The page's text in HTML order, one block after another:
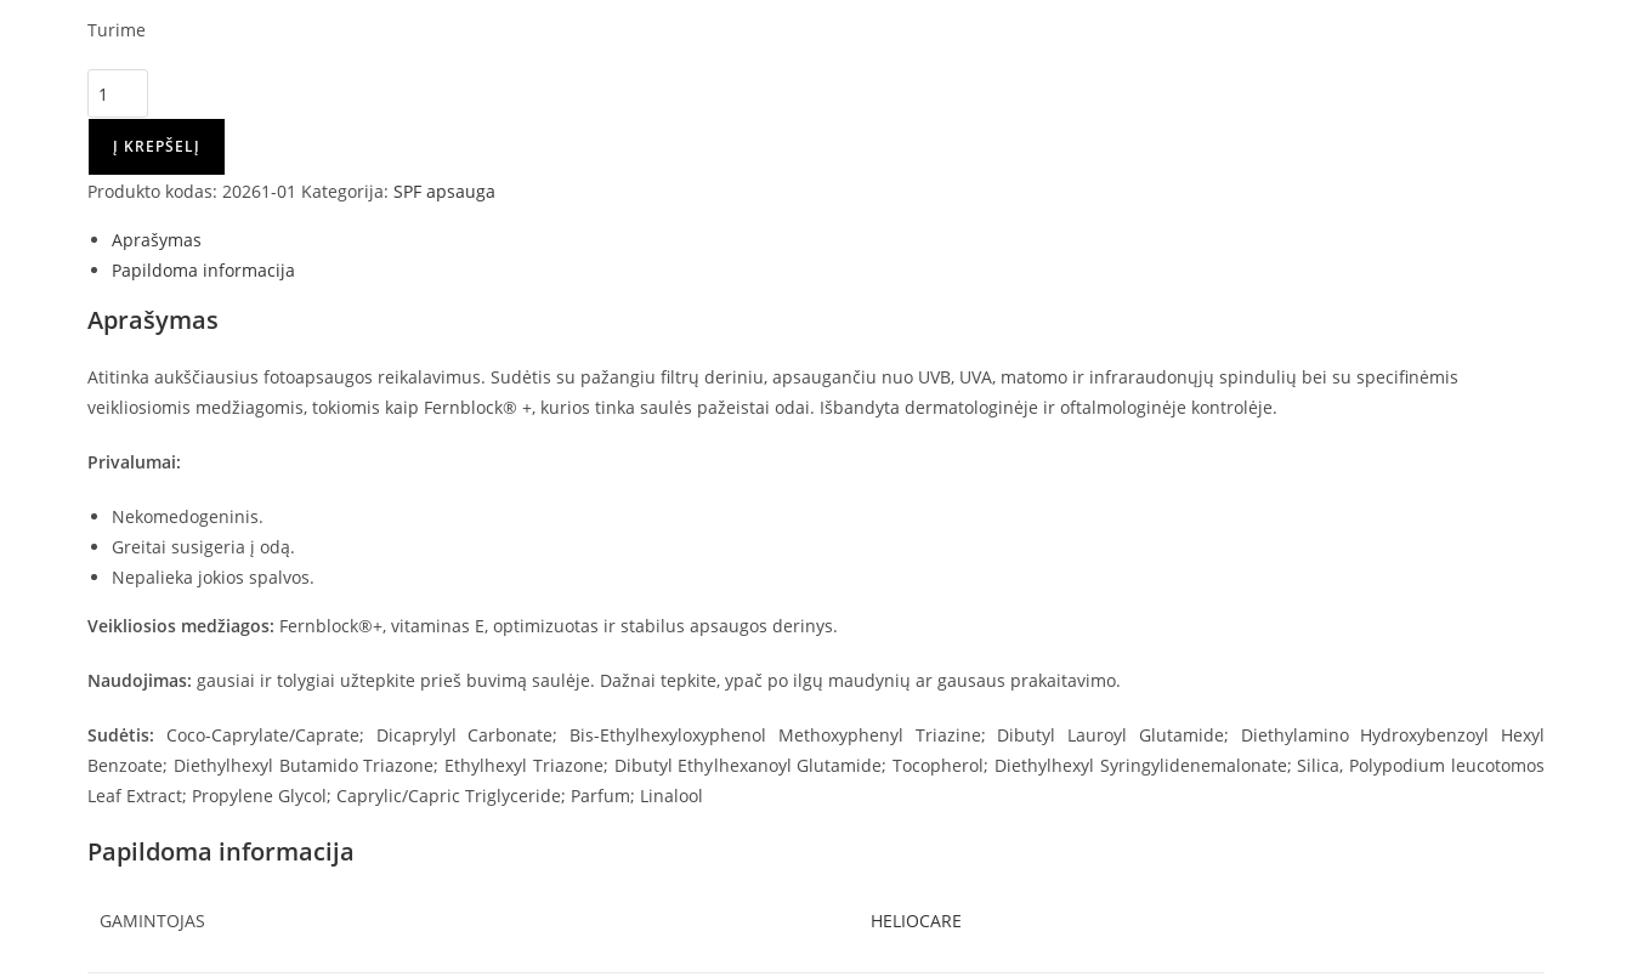
Turime
Į KREPŠELĮ
Produkto kodas: 20261-01 Kategorija: SPF apsauga
Aprašymas
Papildoma informacija
Aprašymas
Atitinka aukščiausius fotoapsaugos reikalavimus. Sudėtis su pažangiu filtrų deriniu, apsaugančiu nuo UVB, UVA, matomo ir infraraudonųjų spindulių bei su specifinėmis
veikliosiomis medžiagomis, tokiomis kaip Fernblock® +, kurios tinka saulės pažeistai odai. Išbandyta dermatologinėje ir oftalmologinėje kontrolėje.
Privalumai:
Nekomedogeninis.
Greitai susigeria į odą.
Nepalieka jokios spalvos.
Veikliosios medžiagos: Fernblock®+, vitaminas E, optimizuotas ir stabilus apsaugos derinys.
Naudojimas: gausiai ir tolygiai užtepkite prieš buvimą saulėje. Dažnai tepkite, ypač po ilgų maudynių ar gausaus prakaitavimo.
Sudėtis: Coco-Caprylate/Caprate; Dicaprylyl Carbonate; Bis-Ethylhexyloxyphenol Methoxyphenyl Triazine; Dibutyl Lauroyl Glutamide; Diethylamino Hydroxybenzoyl Hexyl
Benzoate; Diethylhexyl Butamido Triazone; Ethylhexyl Triazone; Dibutyl Ethylhexanoyl Glutamide; Tocopherol; Diethylhexyl Syringylidenemalonate; Silica, Polypodium leucotomos
Leaf Extract; Propylene Glycol; Caprylic/Capric Triglyceride; Parfum; Linalool
Papildoma informacija
GAMINTOJAS HELIOCARE